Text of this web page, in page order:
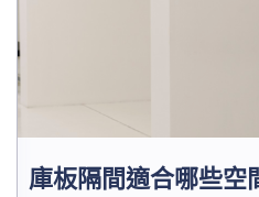
庫板隔間適合哪些空